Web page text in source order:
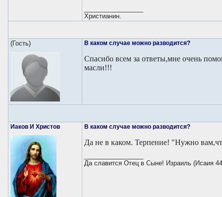
Христианин.
(Гость) В каком случае можно разводится?
Спасибо всем за ответы,мне очень
масли!!!
Иаков И Христов В каком случае можно разводится?
Да не в каком. Терпение! "Нужно
Да славится Отец в Сыне! Израиль (Исаия